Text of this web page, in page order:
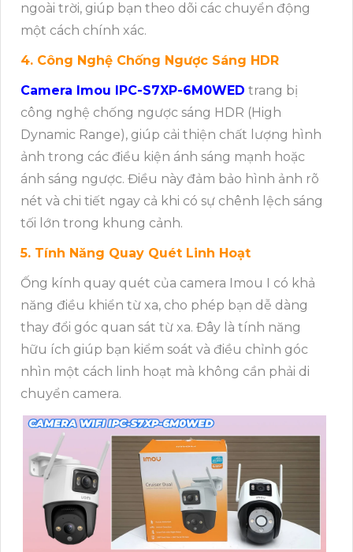
ngoài trời, giúp bạn theo dõi các chuyển động
một cách chính xác.
4. Công Nghệ Chống Ngược Sáng HDR
Camera Imou IPC-S7XP-6M0WED trang bị
công nghệ chống ngược sáng HDR (High
Dynamic Range), giúp cải thiện chất lượng hình
ảnh trong các điều kiện ánh sáng mạnh hoặc
ánh sáng ngược. Điều này đảm bảo hình ảnh rõ
nét và chi tiết ngay cả khi có sự chênh lệch sáng
tối lớn trong khung cảnh.
5. Tính Năng Quay Quét Linh Hoạt
Ống kính quay quét của camera Imou I có khả
năng điều khiển từ xa, cho phép bạn dễ dàng
thay đổi góc quan sát từ xa. Đây là tính năng
hữu ích giúp bạn kiểm soát và điều chỉnh góc
nhìn một cách linh hoạt mà không cần phải di
chuyển camera.